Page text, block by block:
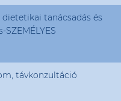
tanácsadás és
távkonzultáció